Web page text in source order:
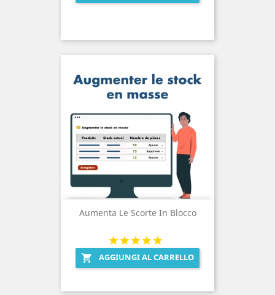
Aumenta Le Scorte In Blocco
 AGGIUNGI AL CARRELLO